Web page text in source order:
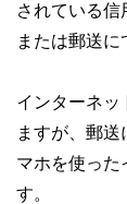
されている信
または郵送に
インターネッ
ますが、郵
マホを使った
す。